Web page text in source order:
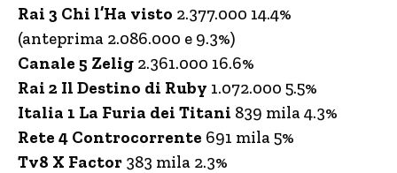
Rai 3 Chi l’Ha visto 2.377.000 14.4%
(anteprima 2.086.000 e 9.3%)
Canale 5 Zelig 2.361.000 16.6%
Rai 2 Il Destino di Ruby 1.072.000 5.5%
Italia 1 La Furia dei Titani 839 mila 4.3%
Rete 4 Controcorrente 691 mila 5%
Tv8 X Factor 383 mila 2.3%